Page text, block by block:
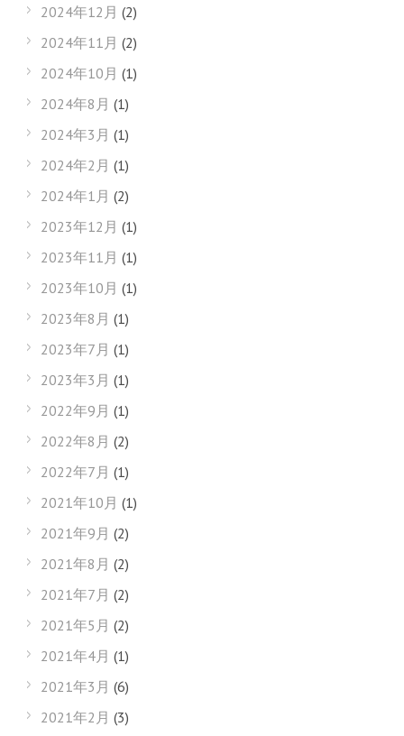
2024年12月 (2)
2024年11月 (2)
2024年10月 (1)
2024年8月 (1)
2024年3月 (1)
2024年2月 (1)
2024年1月 (2)
2023年12月 (1)
2023年11月 (1)
2023年10月 (1)
2023年8月 (1)
2023年7月 (1)
2023年3月 (1)
2022年9月 (1)
2022年8月 (2)
2022年7月 (1)
2021年10月 (1)
2021年9月 (2)
2021年8月 (2)
2021年7月 (2)
2021年5月 (2)
2021年4月 (1)
2021年3月 (6)
2021年2月 (3)